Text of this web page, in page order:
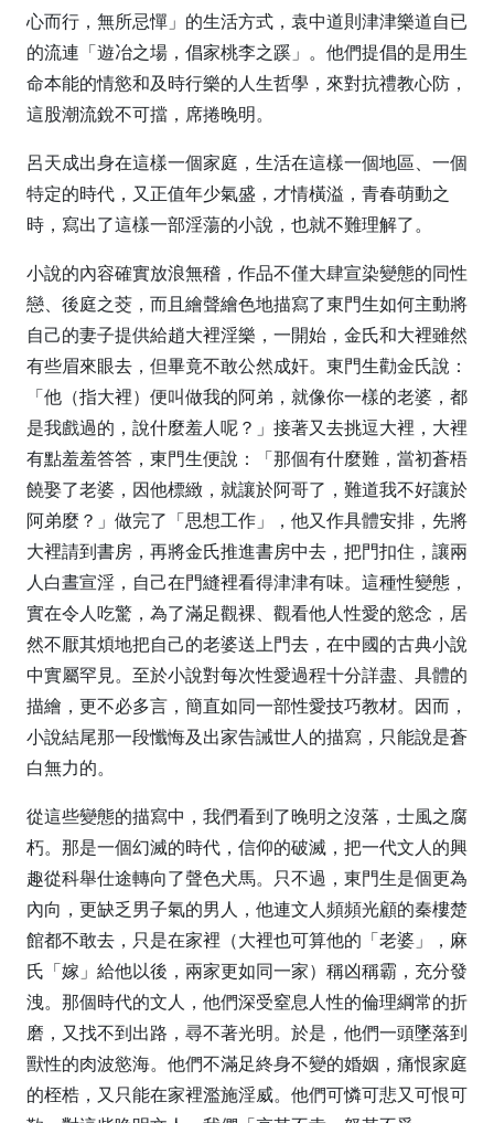
心而行，無所忌憚」的生活方式，袁中道則津津樂道自已
的流連「遊冶之場，倡家桃李之蹊」。他們提倡的是用生
命本能的情慾和及時行樂的人生哲學，來對抗禮教心防，
這股潮流銳不可擋，席捲晚明。
呂天成出身在這樣一個家庭，生活在這樣一個地區、一個
特定的時代，又正值年少氣盛，才情橫溢，青春萌動之
時，寫出了這樣一部淫蕩的小說，也就不難理解了。
小說的內容確實放浪無稽，作品不僅大肆宣染變態的同性
戀、後庭之茭，而且繪聲繪色地描寫了東門生如何主動將
自己的妻子提供給趙大裡淫樂，一開始，金氏和大裡雖然
有些眉來眼去，但畢竟不敢公然成奸。東門生勸金氏說：
「他（指大裡）便叫做我的阿弟，就像你一樣的老婆，都
是我戲過的，說什麼羞人呢？」接著又去挑逗大裡，大裡
有點羞羞答答，東門生便說：「那個有什麼難，當初蒼梧
饒娶了老婆，因他標緻，就讓於阿哥了，難道我不好讓於
阿弟麼？」做完了「思想工作」，他又作具體安排，先將
大裡請到書房，再將金氏推進書房中去，把門扣住，讓兩
人白晝宣淫，自己在門縫裡看得津津有味。這種性變態，
實在令人吃驚，為了滿足觀裸、觀看他人性愛的慾念，居
然不厭其煩地把自己的老婆送上門去，在中國的古典小說
中實屬罕見。至於小說對每次性愛過程十分詳盡、具體的
描繪，更不必多言，簡直如同一部性愛技巧教材。因而，
小說結尾那一段懺悔及出家告誡世人的描寫，只能說是蒼
白無力的。
從這些變態的描寫中，我們看到了晚明之沒落，士風之腐
朽。那是一個幻滅的時代，信仰的破滅，把一代文人的興
趣從科舉仕途轉向了聲色犬馬。只不過，東門生是個更為
內向，更缺乏男子氣的男人，他連文人頻頻光顧的秦樓楚
館都不敢去，只是在家裡（大裡也可算他的「老婆」，麻
氏「嫁」給他以後，兩家更如同一家）稱凶稱霸，充分發
洩。那個時代的文人，他們深受窒息人性的倫理綱常的折
磨，又找不到出路，尋不著光明。於是，他們一頭墜落到
獸性的肉波慾海。他們不滿足終身不變的婚姻，痛恨家庭
的桎梏，又只能在家裡濫施淫威。他們可憐可悲又可恨可